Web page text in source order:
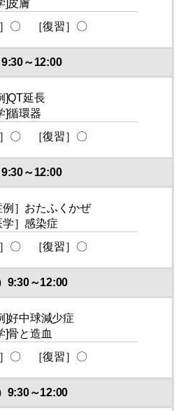
]皮膚
〇 ［復習］〇
～12:00
]QT延長
]循環器
〇 ［復習］〇
～12:00
］おたふくかぜ
］感染症
〇 ［復習］〇
9:30～12:00
]好中球減少症
]骨と造血
〇 ［復習］〇
9:30～12:00